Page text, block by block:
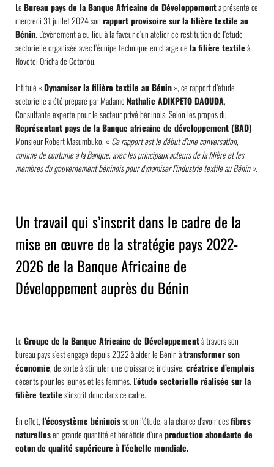
LeBureau pays de la Banque Africaine de Développementa présenté ce
mercredi 31 juillet 2024 sonrapport provisoire sur la filière textile au
Bénin. L’évènement a eu lieu à la faveur d’un atelier de restitution de l’étude
sectorielle organisée avec l’équipe technique en charge dela filière textileà
Novotel Oricha de Cotonou.
Intitulé «Dynamiser la filière textile au Bénin», ce rapport d’étude
sectorielle a été préparé par MadameNathalie ADIKPETO DAOUDA,
Consultante experte pour le secteur privé béninois. Selon les propos du
Représentant pays de la Banque africaine de développement (BAD)
Monsieur Robert Masumbuko, « Ce rapport est le début d’une conversation,
comme de coutume à la Banque, avec les principaux acteurs de la filière et les
membres du gouvernement béninoispour dynamiser l’industrie textile au Bénin ».
Un travail qui s’inscrit dans le cadre de la
mise en œuvre de la stratégie pays 2022-
2026 de la Banque Africaine de
Développement auprès du Bénin
LeGroupe de la Banque Africaine de Développementà travers son
bureau pays s’est engagé depuis 2022 à aider le Bénin àtransformer son
économie, de sorte à stimuler une croissance inclusive,créatrice d’emplois
décents pour les jeunes et les femmes. L’étude sectorielle réalisée sur la
filière textiles’inscrit donc dans ce cadre.
En effet,l’écosystème béninoisselon l’étude,a la chance d’avoir desfibres
naturellesen grande quantité et bénéficie d’uneproduction abondante de
cotonde qualité supérieure à l’échelle mondiale.